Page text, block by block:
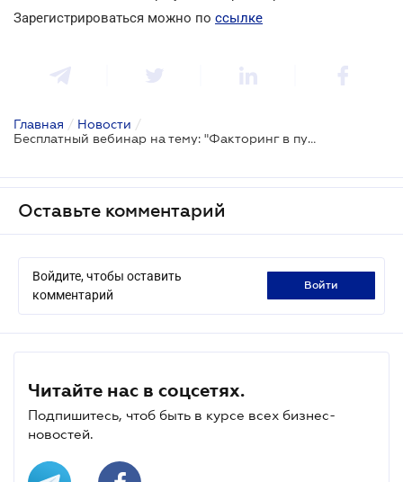
Зарегистрироваться можно по ссылке
Главная / Новости /
Бесплатный вебинар на тему: "Факторинг в публичных закупках: новые возможности для государства и бизнеса"
Оставьте комментарий
Войдите, чтобы оставить
комментарий
войти
Читайте нас в соцсетях.
Подпишитесь, чтоб быть в курсе всех бизнес-
новостей.